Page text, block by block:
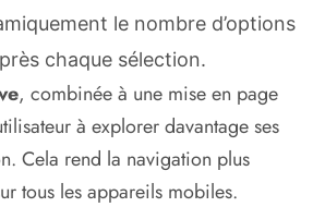
le nombre d’options
chaque sélection.
, combinée à une mise en page
à explorer davantage ses
Cela rend la navigation plus
tous les appareils mobiles.